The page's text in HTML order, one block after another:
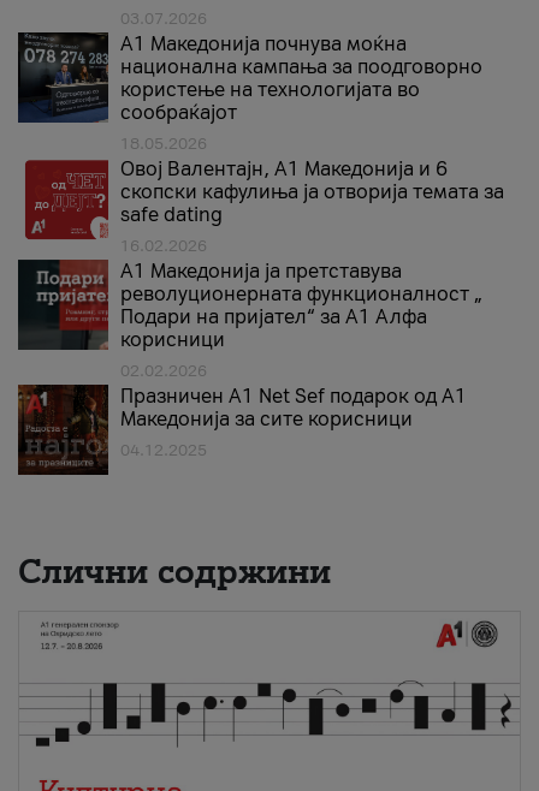
03.07.2026
A1 Македонија почнува моќна
национална кампања за поодговорно
користење на технологијата во
сообраќајот
18.05.2026
Овој Валентајн, A1 Македонија и 6
скопски кафулиња ја отворија темата за
safe dating
16.02.2026
А1 Македонија ја претставува
револуционерната функционалност „
Подари на пријател“ за А1 Алфа
корисници
02.02.2026
Празничен A1 Net Sеf подарок од А1
Македонија за сите корисници
04.12.2025
Слични содржини